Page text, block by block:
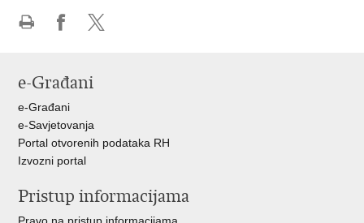
Facebooku
X-
e-Građani
e-Građani
e-Savjetovanja
Portal otvorenih podataka RH
Izvozni portal
Pristup informacijama
Pravo na pristup informacijama